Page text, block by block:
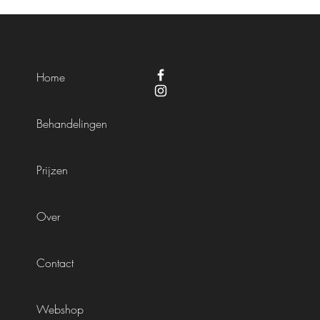
Home
Behandelingen
Prijzen
Over
Contact
Webshop